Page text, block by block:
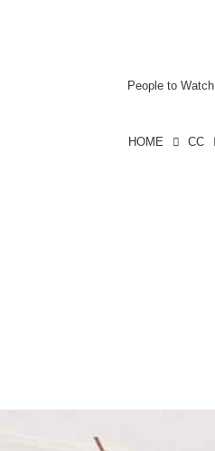
People to Watch
HOME CC